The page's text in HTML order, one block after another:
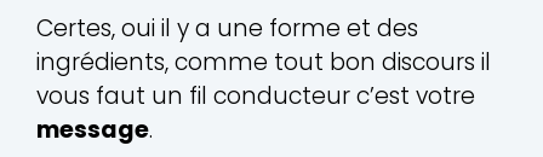
Certes, oui il y a une forme et des
ingrédients, comme tout bon discours il
vous faut un fil conducteur c’est votre
message.